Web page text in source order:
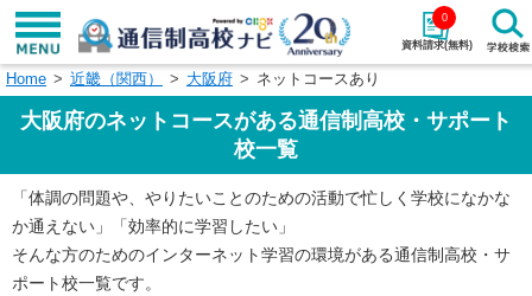
資料請求(無料)
0
学校名で探す
エリアから探す 特徴から探す
エリアを選択して探す
Home 近畿（関西） 大阪府 ネットコースあり
大阪府のネットコースがある通信制高校・サポート
校一覧
「体調の問題や、やりたいことのための活動で忙しく学校になかな
か通えない」「効率的に学習したい」
そんな方のためのインターネット学習の環境がある通信制高校・サ
ポート校一覧です。